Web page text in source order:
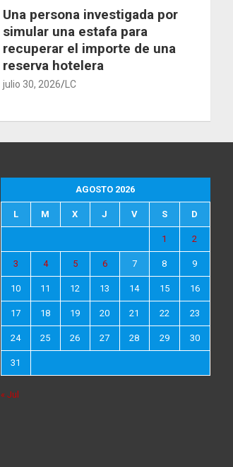
Una persona investigada por
simular una estafa para
recuperar el importe de una
reserva hotelera
julio 30, 2026 LC
AGOSTO 2026
L M X J V S D
1 2
3 4 5 6 7 8 9
10 11 12 13 14 15 16
17 18 19 20 21 22 23
24 25 26 27 28 29 30
31
« Jul